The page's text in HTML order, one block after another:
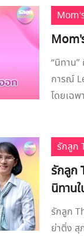
“นิทาน
การณ์
โดยเฉพ
รักลูก
รักลูก
นิทาน
รักลูก
ย่าติ่ง สุ